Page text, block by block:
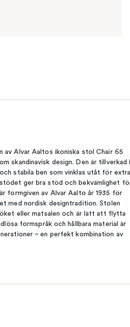
av Alvar Aaltos ikoniska stol Chair 65
skandinavisk design. Den är tillverkad i
stabila ben som vinklas utåt för extra
ger bra stöd och bekvämlighet
formgiven av Alvar Aalto år 1935 för
med nordisk designtradition. Stolen
eller matsalen och är lätt att flytta
formspråk och hållbara material är
– en perfekt kombination av